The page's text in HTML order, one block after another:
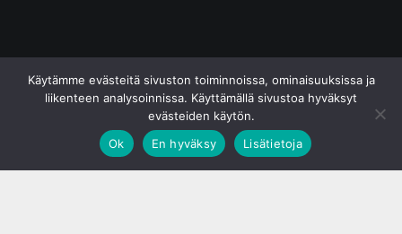
Käytämme evästeitä sivuston toiminnoissa, ominaisuuksissa ja
liikenteen analysoinnissa. Käyttämällä sivustoa hyväksyt
evästeiden käytön.
Ok
En hyväksy Lisätietoja